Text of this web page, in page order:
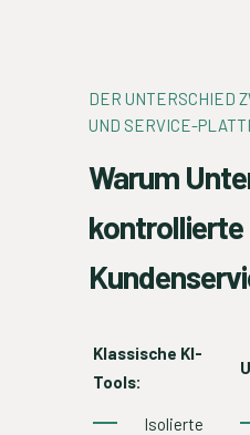
DER UNTERSCHIED
UND SERVICE-
Warum
kontrollierte
Klassische KI-
Tools:
Isolierte